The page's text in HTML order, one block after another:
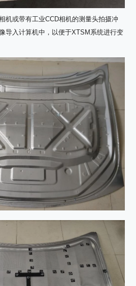
机或带有工业CCD相机的测量头拍摄冲
导入计算机中，以便于XTSM系统进行变